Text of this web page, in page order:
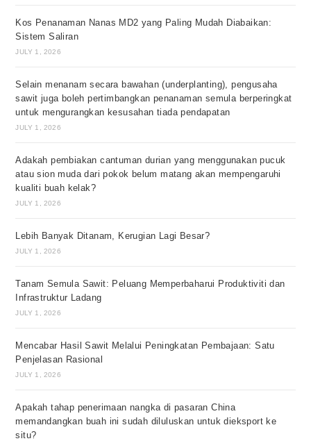
Kos Penanaman Nanas MD2 yang Paling Mudah Diabaikan:
Sistem Saliran
JULY 1, 2026
Selain menanam secara bawahan (underplanting), pengusaha
sawit juga boleh pertimbangkan penanaman semula berperingkat
untuk mengurangkan kesusahan tiada pendapatan
JULY 1, 2026
Adakah pembiakan cantuman durian yang menggunakan pucuk
atau sion muda dari pokok belum matang akan mempengaruhi
kualiti buah kelak?
JULY 1, 2026
Lebih Banyak Ditanam, Kerugian Lagi Besar?
JULY 1, 2026
Tanam Semula Sawit: Peluang Memperbaharui Produktiviti dan
Infrastruktur Ladang
JULY 1, 2026
Mencabar Hasil Sawit Melalui Peningkatan Pembajaan: Satu
Penjelasan Rasional
JULY 1, 2026
Apakah tahap penerimaan nangka di pasaran China
memandangkan buah ini sudah diluluskan untuk dieksport ke
situ?